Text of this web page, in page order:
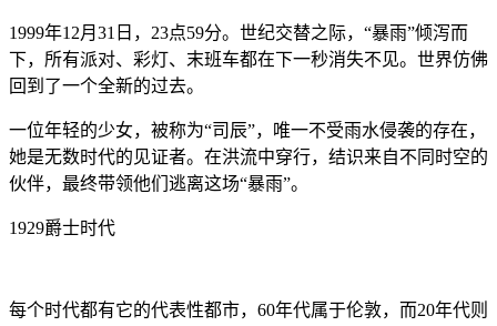
1999年12月31日，23点59分。世纪交替之际，“暴雨”倾泻而
下，所有派对、彩灯、末班车都在下一秒消失不见。世界仿佛
回到了一个全新的过去。
一位年轻的少女，被称为“司辰”，唯一不受雨水侵袭的存在，
她是无数时代的见证者。在洪流中穿行，结识来自不同时空的
伙伴，最终带领他们逃离这场“暴雨”。
1929爵士时代
每个时代都有它的代表性都市，60年代属于伦敦，而20年代则